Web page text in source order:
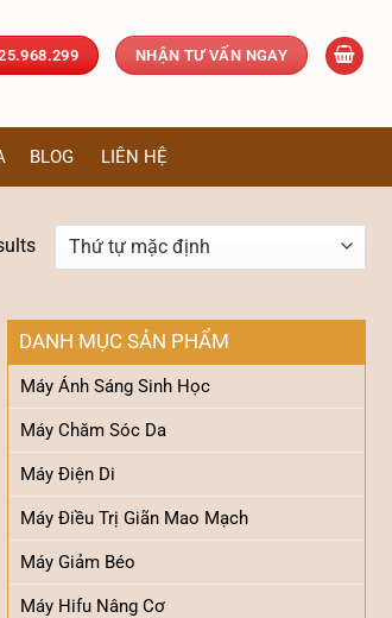
NHẬN TƯ VẤN NGAY
BLOG LIÊN HỆ
DANH MỤC SẢN PHẨM
Máy Ánh Sáng Sinh Học
Máy Chăm Sóc Da
Máy Điện Di
Máy Điều Trị Giãn Mao Mạch
Máy Giảm Béo
Máy Hifu Nâng Cơ